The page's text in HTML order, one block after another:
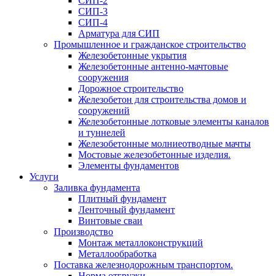
СИП-3
СИП-4
Арматура для СИП
Промышленное и гражданское строительство
Железобетонные укрытия
Железобетонные антенно-мачтовые
сооружения
Дорожное строительство
Железобетон для строительства домов и
сооружений
Железобетонные лотковые элементы каналов
и туннелей
Железобетонные молниеотводные мачты
Мостовые железобетонные изделия.
Элементы фундаментов
Услуги
Заливка фундамента
Плитный фундамент
Ленточный фундамент
Винтовые сваи
Производство
Монтаж металлоконструкций
Металлообработка
Поставка железнодорожным транспортом.